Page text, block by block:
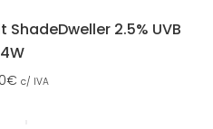
ShadeDweller 2.5% UVB
€ c/ IVA